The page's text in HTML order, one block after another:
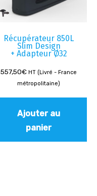
Récupérateur 850L
Slim Design
+ Adapteur Ø32
557,50€ HT (Livré - France
métropolitaine)
Ajouter au
panier